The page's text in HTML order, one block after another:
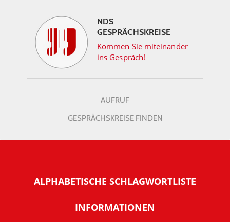
NDS
GESPRÄCHSKREISE
Kommen Sie miteinander
ins Gespräch!
AUFRUF
GESPRÄCHSKREISE FINDEN
ALPHABETISCHE SCHLAGWORTLISTE
INFORMATIONEN